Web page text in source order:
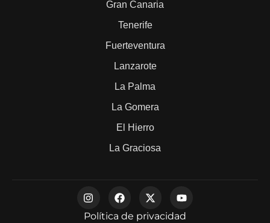
Gran Canaria
Tenerife
Fuerteventura
Lanzarote
La Palma
La Gomera
El Hierro
La Graciosa
Política de privacidad